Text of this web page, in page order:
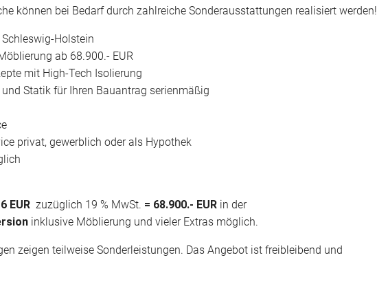
können bei Bedarf durch zahlreiche Sonderausstattungen realisiert werden!
Holstein
ab 68.900.- EUR
mit High-Tech Isolierung
Statik für Ihren Bauantrag serienmäßig
privat, gewerblich oder als Hypothek
EUR zuzüglich 19 % MwSt. = 68.900.- EUR in der
inklusive Möblierung und vieler Extras möglich.
zeigen teilweise Sonderleistungen. Das Angebot ist freibleibend und